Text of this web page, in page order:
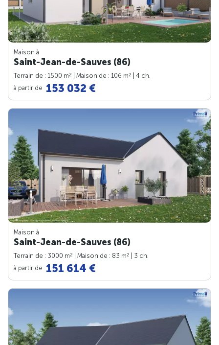
Maison à
Saint-Jean-de-Sauves (86)
Terrain de : 1500 m2 | Maison de : 106 m2
| 4 ch.
à partir de 153 032 €
Maison à
Saint-Jean-de-Sauves (86)
Terrain de : 3000 m2 | Maison de : 83 m2
| 3 ch.
à partir de 151 614 €